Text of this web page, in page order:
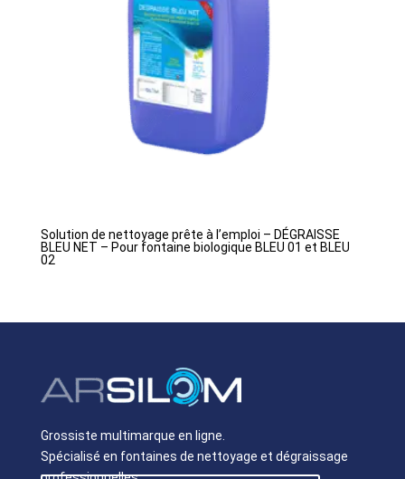
Solution de nettoyage prête à l’emploi – DÉGRAISSE
BLEU NET – Pour fontaine biologique BLEU 01 et BLEU
02
Grossiste multimarque en ligne.
Spécialisé en fontaines de nettoyage et dégraissage